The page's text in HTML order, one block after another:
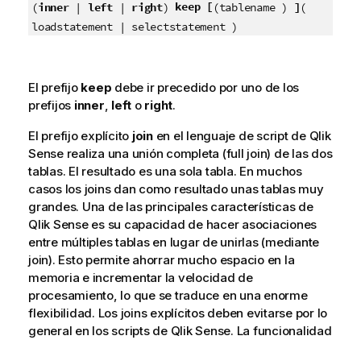
(inner | left | right) keep [ (tablename ) ] (
loadstatement | selectstatement )
El prefijo keep debe ir precedido por uno de los
prefijos inner, left o right.
El prefijo explícito joinen el lenguaje de script de Qlik
Senserealiza una unión completa (full join) de las dos
tablas. El resultado es una sola tabla. En muchos
casos los joins dan como resultado unas tablas muy
grandes. Una de las principales características de
Qlik Sensees su capacidad de hacer asociaciones
entre múltiples tablas en lugar de unirlas (mediante
join). Esto permite ahorrar mucho espacio en la
memoria e incrementar la velocidad de
procesamiento, lo que se traduce en una enorme
flexibilidad. Los joins explícitos deben evitarse por lo
general en los scripts de Qlik Sense. La funcionalidad